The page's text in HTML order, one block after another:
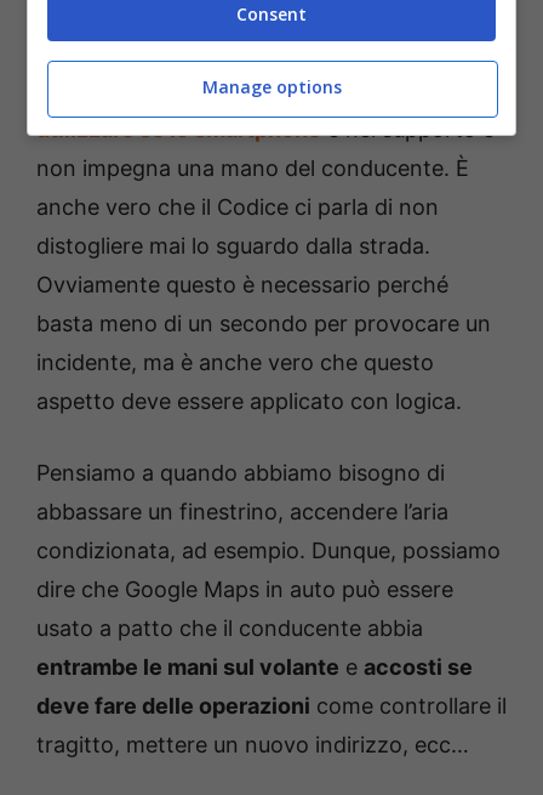
nell’abitacolo, giusto?
Quindi, tecnicamente, questa app
utilizzare se lo smartphoneè nel supporto e
non impegna una mano del conducente. È
anche vero che il Codice ci parla di non
distogliere mai lo sguardo dalla strada.
Ovviamente questo è necessario perché
basta meno di un secondo per provocare un
incidente, ma è anche vero che questo
aspetto deve essere applicato con logica.
Pensiamo a quando abbiamo bisogno di
abbassare un finestrino, accendere l’aria
condizionata, ad esempio. Dunque, possiamo
dire che Google Maps in auto può essere
usato a patto che il conducente abbia
entrambe le mani sul volante e accosti se
deve fare delle operazioni come controllare il
tragitto, mettere un nuovo indirizzo, ecc…
Consent
Manage options